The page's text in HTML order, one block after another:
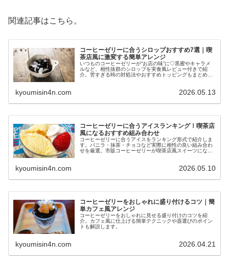
関連記事はこちら。
コーヒーゼリーに合うシロップおすすめ7選｜喫
茶店風に激変する簡単アレンジ
いつものコーヒーゼリーが“お店の味”に♡黒蜜やキャラメ
ルなど、相性抜群のシロップを実食風レビュー付きで紹
介。苦すぎる時の対処法やおすすめトッピングもまとめま
kyoumisin4n.com 2026.05.13
コーヒーゼリーに合うアイスランキング！喫茶店
風になるおすすめ組み合わせ
コーヒーゼリーに合うアイスをランキング形式で紹介しま
す。バニラ・抹茶・チョコなど実際に相性の良い組み合わ
せを厳選。市販コーヒーゼリーが喫茶店風スイーツになる
kyoumisin4n.com 2026.05.10
コーヒーゼリーをおしゃれに盛り付けるコツ｜簡
単カフェ風アレンジ
コーヒーゼリーをおしゃれに見せる盛り付けのコツを紹
介。カフェ風に仕上げる簡単テクニックや器選びのポイン
トも解説します。
kyoumisin4n.com 2026.04.21